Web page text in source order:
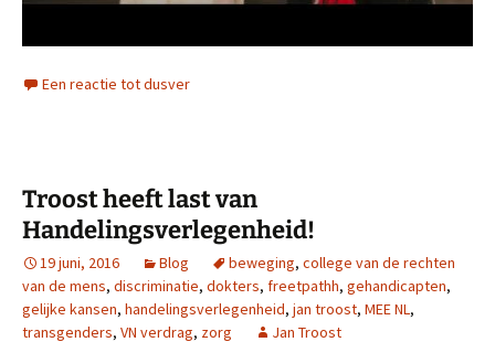
Een reactie tot dusver
Troost heeft last van
Handelingsverlegenheid!
19 juni, 2016 Blog beweging, college van de rechten
van de mens, discriminatie, dokters, freetpathh, gehandicapten,
gelijke kansen, handelingsverlegenheid, jan troost, MEE NL,
transgenders, VN verdrag, zorg Jan Troost